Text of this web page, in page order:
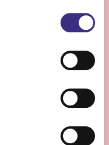
energie krijgt van
groots weet te
Bekijk vacature